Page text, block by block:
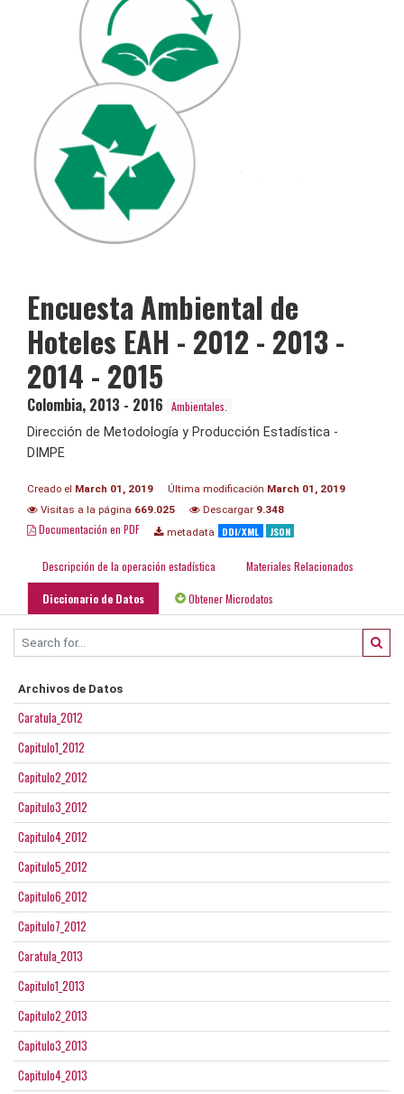
Encuesta Ambiental de
Hoteles EAH - 2012 - 2013 -
2014 - 2015
Colombia, 2013 - 2016 Ambientales.
Dirección de Metodología y Producción Estadística -
DIMPE
Creado el March 01, 2019 Última modificación March 01, 2019
Visitas a la página 669.025 Descargar 9.348
Documentación en PDF metadata DDI/XML JSON
Descripción de la operación estadística Materiales Relacionados
Diccionario de Datos Obtener Microdatos
Archivos de Datos
Caratula_2012
Capitulo1_2012
Capitulo2_2012
Capitulo3_2012
Capitulo4_2012
Capitulo5_2012
Capitulo6_2012
Capitulo7_2012
Caratula_2013
Capitulo1_2013
Capitulo2_2013
Capitulo3_2013
Capitulo4_2013